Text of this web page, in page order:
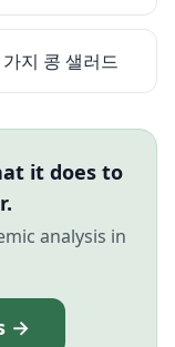
지 콩 샐러드
it does to
analysis in
→